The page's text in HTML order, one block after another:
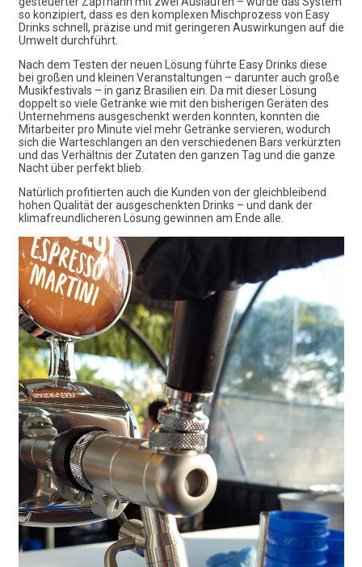
so konzipiert, dass es den komplexen Mischprozess von Easy
Drinks schnell, präzise und mit geringeren Auswirkungen auf die
Umwelt durchführt.
Nach dem Testen der neuen Lösung führte Easy Drinks diese
bei großen und kleinen Veranstaltungen – darunter auch große
Musikfestivals – in ganz Brasilien ein. Da mit dieser Lösung
doppelt so viele Getränke wie mit den bisherigen Geräten des
Unternehmens ausgeschenkt werden konnten, konnten die
Mitarbeiter pro Minute viel mehr Getränke servieren, wodurch
sich die Warteschlangen an den verschiedenen Bars verkürzten
und das Verhältnis der Zutaten den ganzen Tag und die ganze
Nacht über perfekt blieb.
Natürlich profitierten auch die Kunden von der gleichbleibend
hohen Qualität der ausgeschenkten Drinks – und dank der
klimafreundlicheren Lösung gewinnen am Ende alle.